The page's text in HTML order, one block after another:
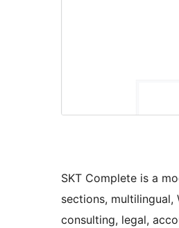
SKT Complete is a
sections, multilingual,
consulting, legal,